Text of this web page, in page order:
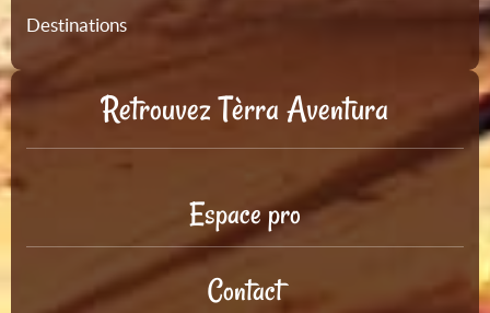
Destinations
Retrouvez Tèrra Aventura
Espace pro
Contact